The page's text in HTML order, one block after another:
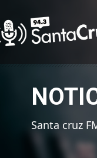
Santa cruz